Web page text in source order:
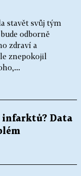
stavět svůj tým
odborně
zdraví a
znepokojil
infarktů? Data